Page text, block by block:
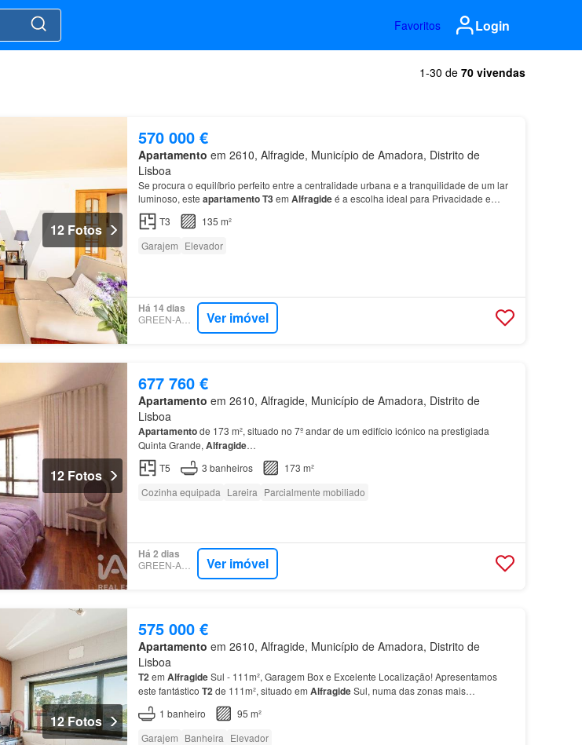
Favoritos Login
1-30 de 70 vivendas
12 Fotos
570 000 €
Apartamento em 2610, Alfragide, Município de Amadora, Distrito de
Lisboa
Se procura o equilíbrio perfeito entre a centralidade urbana e a tranquilidade de um lar
luminoso, este apartamentoT3em Alfragideé a escolha ideal para Privacidade e
Conforto: A zona de descanso conta com
T3
135 m²
Garajem Elevador
Há 14 dias
GREEN-ACRES Ver imóvel
12 Fotos
677 760 €
Apartamento em 2610, Alfragide, Município de Amadora, Distrito de
Lisboa
Apartamentode 173 m², situado no 7º andar de um edifício icónico na prestigiada
Quinta Grande, Alfragide…
T5
3 banheiros
173 m²
Cozinha equipada Lareira Parcialmente mobiliado
Há 2 dias
GREEN-ACRES Ver imóvel
12 Fotos
575 000 €
Apartamento em 2610, Alfragide, Município de Amadora, Distrito de
Lisboa
T2em AlfragideSul - 111m², Garagem Box e Excelente Localização! Apresentamos
este fantástico T2de 111m², situado em AlfragideSul, numa das zonas mais
procuradas da cidade, junto à Escola Básica Almeida Garrett.…
1 banheiro
95 m²
Garajem Banheira Elevador